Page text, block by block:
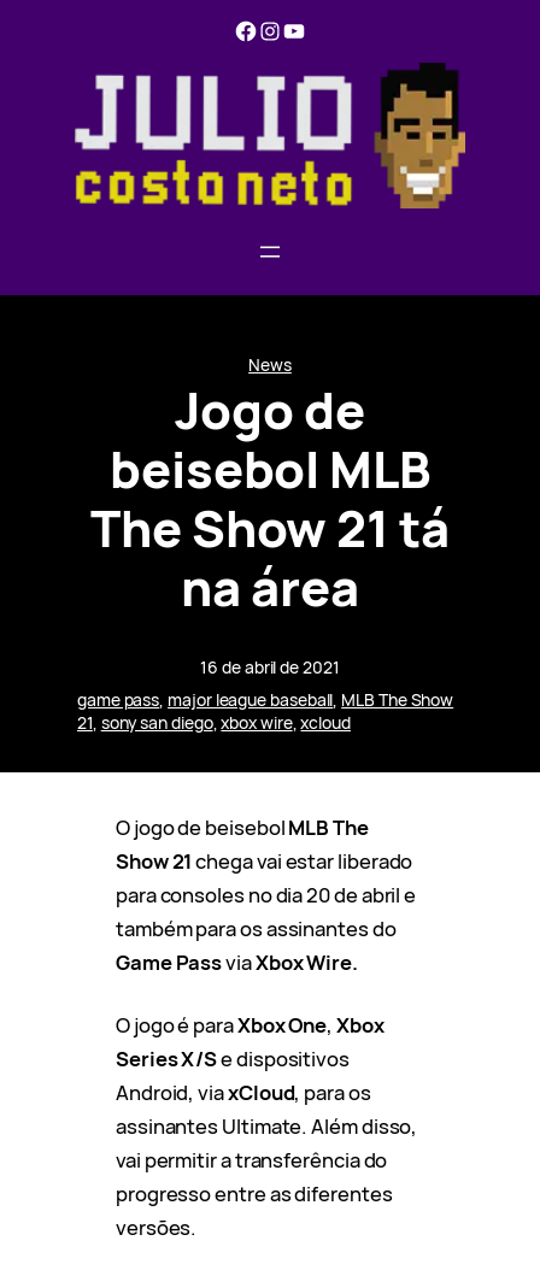
Facebook Instagram YouTube
News
Jogo de
beisebol MLB
The Show 21 tá
na área
16 de abril de 2021
game pass, major league baseball, MLB The Show
21, sony san diego, xbox wire, xcloud
O jogo de beisebolMLB The
Show 21chega vai estar liberado
para consoles no dia 20 de abril e
também para os assinantes do
Game PassviaXbox Wire.
O jogo é paraXbox One,Xbox
Series X/Se dispositivos
Android, viaxCloud, para os
assinantes Ultimate. Além disso,
vai permitir a transferência do
progresso entre as diferentes
versões.